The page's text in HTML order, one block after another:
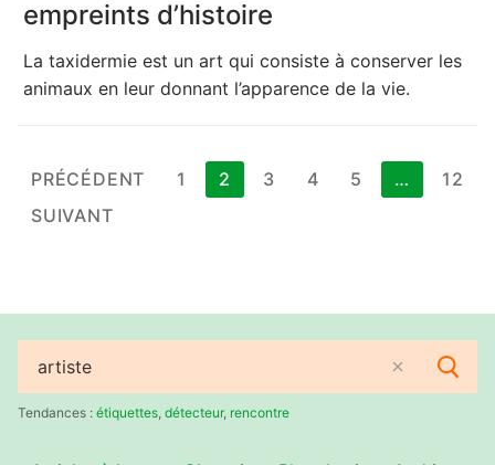
empreints d’histoire
La taxidermie est un art qui consiste à conserver les
animaux en leur donnant l’apparence de la vie.
Pagination
des
PRÉCÉDENT 1 2 3 4 5 …
12
SUIVANT
Rechercher
:Tendances : étiquettes détecteur, rencontre